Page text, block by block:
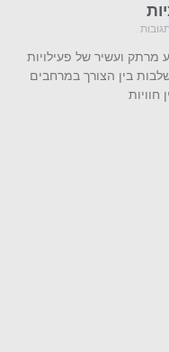
איתו היצע מרתק ועשיר של פעילויות
בין הצורך במרחבים
חוויות